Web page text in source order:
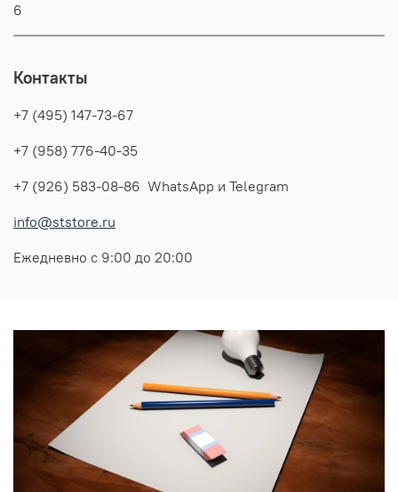
6
Контакты
+7 (495) 147-73-67
+7 (958) 776-40-35
+7 (926) 583-08-86 WhatsApp и Telegram
info@ststore.ru
Ежедневно с 9:00 до 20:00